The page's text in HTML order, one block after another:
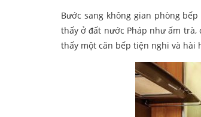
Bước sang không gian phòng
thấy ở đất nước Pháp như ấm
thấy một căn bếp tiện nghi và hài